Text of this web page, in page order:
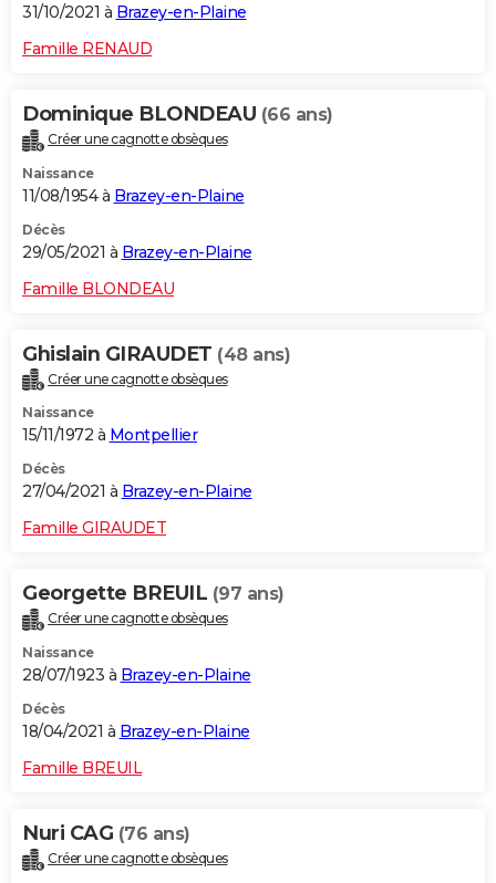
31/10/2021 à Brazey-en-Plaine
Famille RENAUD
Dominique BLONDEAU (66 ans)
Créer une cagnotte obsèques
Naissance
11/08/1954 à Brazey-en-Plaine
Décès
29/05/2021 à Brazey-en-Plaine
Famille BLONDEAU
Ghislain GIRAUDET (48 ans)
Créer une cagnotte obsèques
Naissance
15/11/1972 à Montpellier
Décès
27/04/2021 à Brazey-en-Plaine
Famille GIRAUDET
Georgette BREUIL (97 ans)
Créer une cagnotte obsèques
Naissance
28/07/1923 à Brazey-en-Plaine
Décès
18/04/2021 à Brazey-en-Plaine
Famille BREUIL
Nuri CAG (76 ans)
Créer une cagnotte obsèques